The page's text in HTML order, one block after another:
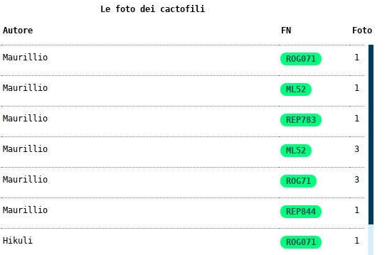
Le foto dei cactofili
Autore FN Foto
Maurillio ROG071 1
Maurillio ML52 1
Maurillio REP783 1
Maurillio ML52 3
Maurillio ROG71 3
Maurillio REP844 1
Hikuli ROG071 1